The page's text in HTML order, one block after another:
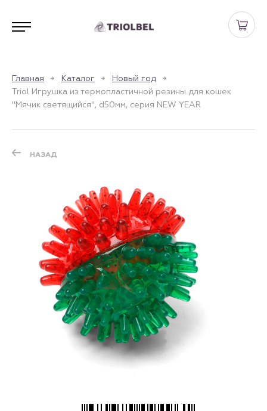
Главная Каталог
Новый год
Triol Игрушка из термопластичной резины для кошек
"Мячик светящийся", d50мм, серия NEW YEAR
НАЗАД